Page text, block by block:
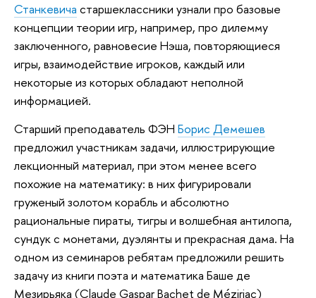
Станкевича старшеклассники узнали про базовые
концепции теории игр, например, про дилемму
заключенного, равновесие Нэша, повторяющиеся
игры, взаимодействие игроков, каждый или
некоторые из которых обладают неполной
информацией.
Старший преподаватель ФЭН Борис Демешев
предложил участникам задачи, иллюстрирующие
лекционный материал, при этом менее всего
похожие на математику: в них фигурировали
груженый золотом корабль и абсолютно
рациональные пираты, тигры и волшебная антилопа,
сундук с монетами, дуэлянты и прекрасная дама. На
одном из семинаров ребятам предложили решить
задачу из книги поэта и математика Баше де
Мезирьяка (Claude Gaspar Bachet de Méziriac)